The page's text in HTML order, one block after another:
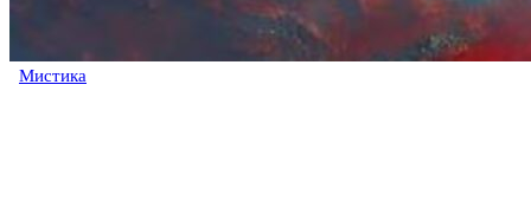
Мистика